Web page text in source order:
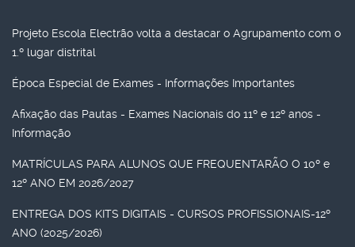
Projeto Escola Electrão volta a destacar o Agrupamento com o
1.º lugar distrital
Época Especial de Exames - Informações Importantes
Afixação das Pautas - Exames Nacionais do 11º e 12º anos -
Informação
MATRÍCULAS PARA ALUNOS QUE FREQUENTARÃO O 10º e
12º ANO EM 2026/2027
ENTREGA DOS KITS DIGITAIS - CURSOS PROFISSIONAIS-12º
ANO (2025/2026)